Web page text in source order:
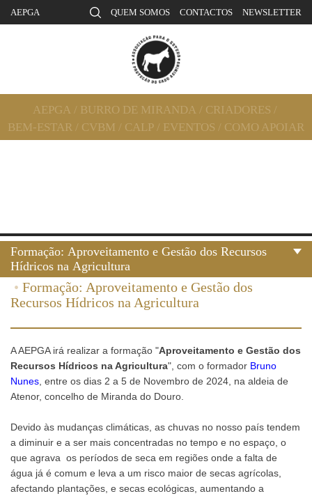
AEPGA QUEM SOMOS CONTACTOS NEWSLETTER
AEPGA / BURRO DE MIRANDA / CRIADORES /
BEM-ESTAR / CVBM / CALP / EVENTOS / COMO APOIAR
• Formação: Aproveitamento e Gestão dos
Recursos Hídricos na Agricultura
A AEPGA irá realizar a formação "Aproveitamento e Gestão dos
Recursos Hídricos na Agricultura", com o formador Bruno
Nunes , entre os dias 2 a 5 de Novembro de 2024, na aldeia de
Atenor, concelho de Miranda do Douro.
Devido às mudanças climáticas, as chuvas no nosso país tendem
a diminuir e a ser mais concentradas no tempo e no espaço, o
que agrava os períodos de seca em regiões onde a falta de
água já é comum e leva a um risco maior de secas agrícolas,
afectando plantações, e secas ecológicas, aumentando a
Formação: Aproveitamento e Gestão dos Recursos
Hídricos na Agricultura